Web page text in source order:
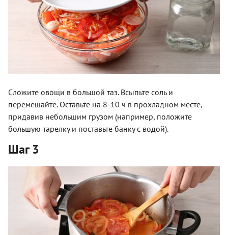
Сложите овощи в большой таз. Всыпьте соль и
перемешайте. Оставьте на 8-10 ч в прохладном месте,
придавив небольшим грузом (например, положите
большую тарелку и поставьте банку с водой).
Шаг 3